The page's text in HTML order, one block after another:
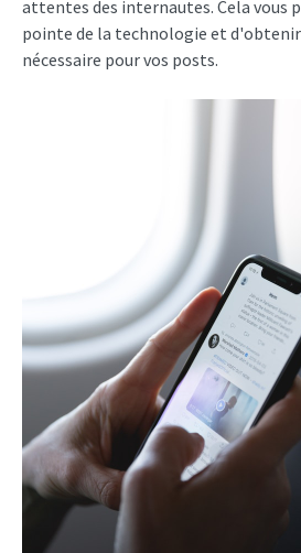
attentes des internautes. Cela vous
pointe de la technologie et
nécessaire pour vos posts.